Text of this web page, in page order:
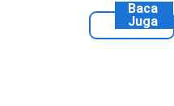
Baca
Juga